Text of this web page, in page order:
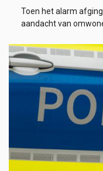
Toen het alarm
aandacht van